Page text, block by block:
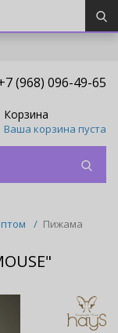
(968) 096-49-65
Корзина
Ваша корзина пуста
/ Пижама